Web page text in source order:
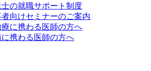
の就職サポート制度
者向けセミナーのご案内
に携わる医師の方へ
携わる医師の方へ